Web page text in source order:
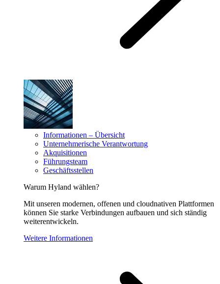
Informationen – Übersicht
Unternehmerische Verantwortung
Akquisitionen
Führungsteam
Geschäftsstellen
Warum Hyland wählen?
Mit unseren modernen, offenen und cloudnativen Plattformen
können Sie starke Verbindungen aufbauen und sich ständig
weiterentwickeln.
Weitere Informationen